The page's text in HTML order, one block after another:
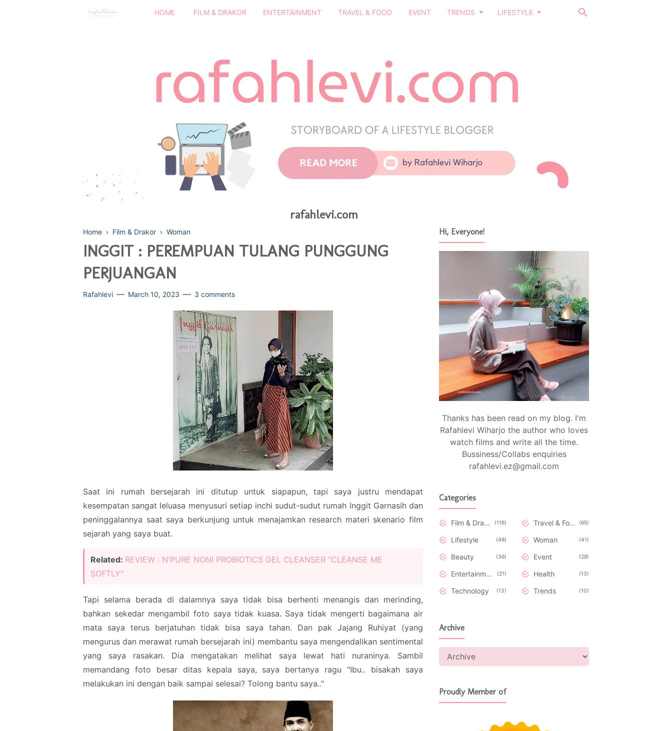
HOME FILM & DRAKOR ENTERTAINMENT TRAVEL & FOOD EVENT TRENDS LIFESTYLE
rafahlevi.com
Home › Film & Drakor › Woman
INGGIT : PEREMPUAN TULANG PUNGGUNG
PERJUANGAN
Rafahlevi March 10, 2023 3 comments
Saat ini rumah bersejarah ini ditutup untuk siapapun, tapi saya justru mendapat
kesempatan sangat leluasa menyusuri setiap inchi sudut-sudut rumah Inggit Garnasih dan
peninggalannya saat saya berkunjung untuk menajamkan research materi skenario film
sejarah yang saya buat.
Related: REVIEW : N'PURE NONI PROBIOTICS GEL CLEANSER "CLEANSE ME
SOFTLY"
Tapi selama berada di dalamnya saya tidak bisa berhenti menangis dan merinding,
bahkan sekedar mengambil foto saya tidak kuasa. Saya tidak mengerti bagaimana air
mata saya terus berjatuhan tidak bisa saya tahan. Dan pak Jajang Ruhiyat (yang
mengurus dan merawat rumah bersejarah ini) membantu saya mengendalikan sentimental
yang saya rasakan. Dia mengatakan melihat saya lewat hati nuraninya. Sambil
memandang foto besar ditas kepala saya, saya bertanya ragu "Ibu.. bisakah saya
melakukan ini dengan baik sampai selesai? Tolong bantu saya.."
Hi, Everyone!
Thanks has been read on my blog. I'm
Rafahlevi Wiharjo the author who loves
watch films and write all the time.
Bussiness/Collabs enquiries
rafahlevi.ez@gmail.com
Categories
Film & Drakor 116 Travel & Food 65
Lifestyle 48 Woman 41
Beauty 36 Event 28
Entertainment 21 Health 13
Technology 13 Trends 10
Archive
Proudly Member of